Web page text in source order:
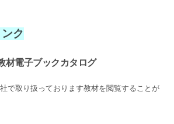
ク
電子ブックカタログ
で取り扱っております教材を閲覧することが